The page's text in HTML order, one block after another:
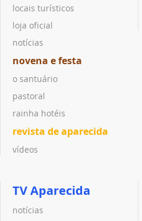
locais turísticos
loja oficial
notícias
novena e festa
o santuário
pastoral
rainha hotéis
revista de aparecida
vídeos
TV Aparecida
notícias